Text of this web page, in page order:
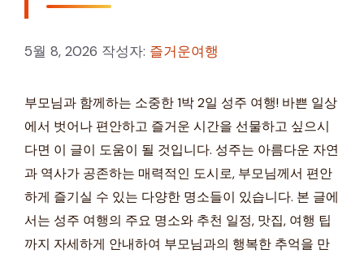
5월 8, 2026 작성자: 즐거운여행
부모님과 함께하는 소중한 1박 2일 성주 여행! 바쁜 일상
에서 벗어나 편안하고 즐거운 시간을 선물하고 싶으시
다면 이 글이 도움이 될 것입니다. 성주는 아름다운 자연
과 역사가 공존하는 매력적인 도시로, 부모님께서 편안
하게 즐기실 수 있는 다양한 명소들이 있습니다. 본 글에
서는 성주 여행의 주요 명소와 추천 일정, 맛집, 여행 팁
까지 자세하게 안내하여 부모님과의 행복한 추억을 만